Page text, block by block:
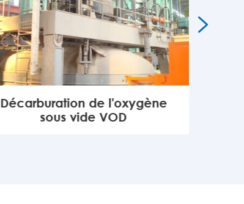
Décarburation de l'oxygène
sous vide VOD
